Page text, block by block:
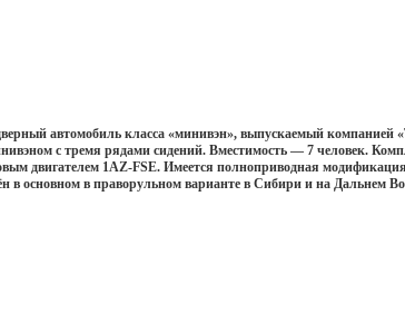
автомобиль класса «минивэн», выпускаемый компанией
с тремя рядами сидений. Вместимость — 7 человек.
двигателем 1AZ-FSE. Имеется полноприводная
в основном в праворульном варианте в Сибири и на Дальнем